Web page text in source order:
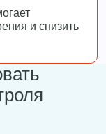
и снизить